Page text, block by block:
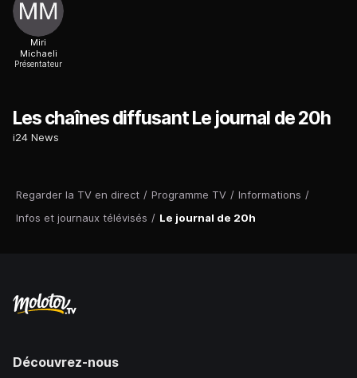
Regarder la TV en direct / Programme TV / Informations /
Infos et journaux télévisés / Le journal de 20h
Miri
Michaeli
Présentateur
Les chaînes diffusant Le journal de 20h
i24 News
Découvrez-nous